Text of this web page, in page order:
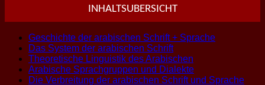
INHALTSUBERSICHT
Geschichte der arabischen Schrift + Sprache
Das System der arabischen Schrift
Theoretische Linguistik des Arabischen
Arabische Sprachgruppen und Dialekte
Die Verbreitung der arabischen Schrift und Sprache